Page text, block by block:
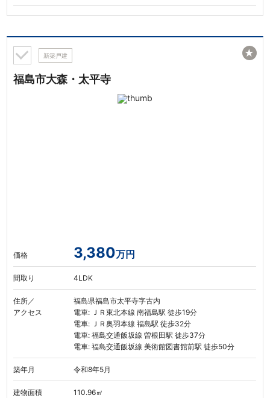
新築戸建
福島市大森・太平寺
価格 3,380万円
間取り 4LDK
住所／
アクセス
福島県福島市太平寺字古内
電車: ＪＲ東北本線 南福島駅 徒歩19分
電車: ＪＲ奥羽本線 福島駅 徒歩32分
電車: 福島交通飯坂線 曽根田駅 徒歩37分
電車: 福島交通飯坂線 美術館図書館前駅 徒歩50分
築年月 令和8年5月
建物面積 110.96㎡
★